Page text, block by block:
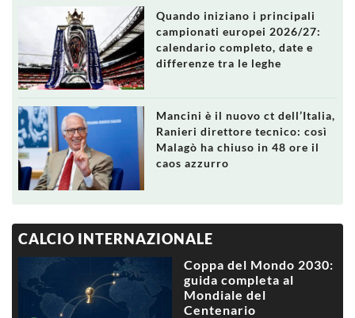
Quando iniziano i principali
campionati europei 2026/27:
calendario completo, date e
differenze tra le leghe
Mancini è il nuovo ct dell’Italia,
Ranieri direttore tecnico: così
Malagò ha chiuso in 48 ore il
caos azzurro
CALCIO INTERNAZIONALE
Coppa del Mondo 2030:
guida completa al
Mondiale del
Centenario